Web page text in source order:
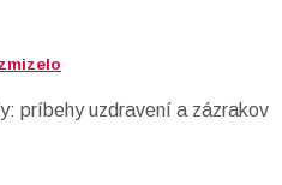
príbehy uzdravení a zázrakov